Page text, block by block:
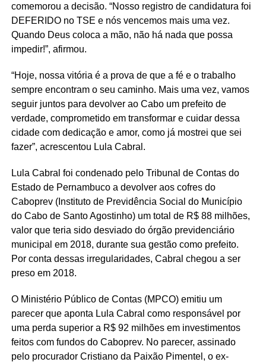
comemorou a decisão. “Nosso registro de candidatura foi
DEFERIDO no TSE e nós vencemos mais uma vez.
Quando Deus coloca a mão, não há nada que possa
impedir!”, afirmou.
“Hoje, nossa vitória é a prova de que a fé e o trabalho
sempre encontram o seu caminho. Mais uma vez, vamos
seguir juntos para devolver ao Cabo um prefeito de
verdade, comprometido em transformar e cuidar dessa
cidade com dedicação e amor, como já mostrei que sei
fazer”, acrescentou Lula Cabral.
Lula Cabral foi condenado pelo Tribunal de Contas do
Estado de Pernambuco a devolver aos cofres do
Caboprev (Instituto de Previdência Social do Município
do Cabo de Santo Agostinho) um total de R$ 88 milhões,
valor que teria sido desviado do órgão previdenciário
municipal em 2018, durante sua gestão como prefeito.
Por conta dessas irregularidades, Cabral chegou a ser
preso em 2018.
O Ministério Público de Contas (MPCO) emitiu um
parecer que aponta Lula Cabral como responsável por
uma perda superior a R$ 92 milhões em investimentos
feitos com fundos do Caboprev. No parecer, assinado
pelo procurador Cristiano da Paixão Pimentel, o ex-